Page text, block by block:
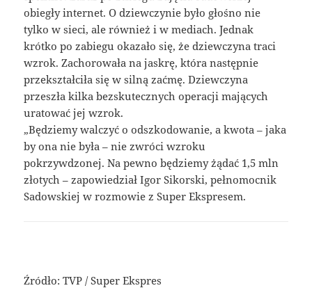
obiegły internet. O dziewczynie było głośno nie
tylko w sieci, ale również i w mediach. Jednak
krótko po zabiegu okazało się, że dziewczyna traci
wzrok. Zachorowała na jaskrę, która następnie
przekształciła się w silną zaćmę. Dziewczyna
przeszła kilka bezskutecznych operacji mających
uratować jej wzrok.
„Będziemy walczyć o odszkodowanie, a kwota – jaka
by ona nie była – nie zwróci wzroku
pokrzywdzonej. Na pewno będziemy żądać 1,5 mln
złotych – zapowiedział Igor Sikorski, pełnomocnik
Sadowskiej w rozmowie z Super Ekspresem.
Źródło: TVP / Super Ekspres